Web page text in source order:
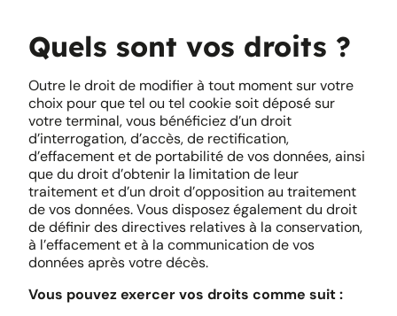
Quels sont vos droits ?
Outre le droit de modifier à tout moment sur votre
choix pour que tel ou tel cookie soit déposé sur
votre terminal, vous bénéficiez d’un droit
d’interrogation, d’accès, de rectification,
d’effacement et de portabilité de vos données, ainsi
que du droit d’obtenir la limitation de leur
traitement et d’un droit d’opposition au traitement
de vos données. Vous disposez également du droit
de définir des directives relatives à la conservation,
à l’effacement et à la communication de vos
données après votre décès.
Vous pouvez exercer vos droits comme suit :